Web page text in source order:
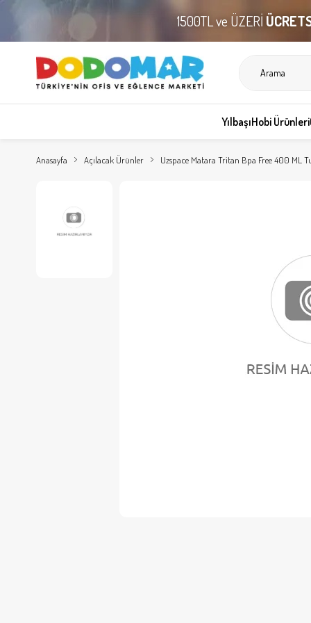
1500TL ve ÜZERİ
YılbaşıHobi Ürünleri
Anasayfa Açılacak Ürünler Uzspace Matara Tritan Bpa Free 400 ML